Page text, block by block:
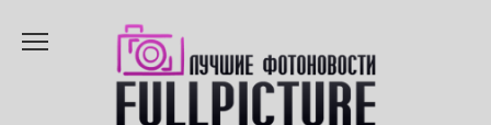
содержанию